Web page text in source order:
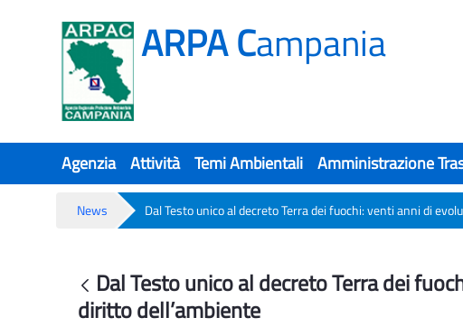
ARPA Campania
Agenzia Attività Temi Ambientali Amministrazione
News Dal Testo unico al decreto Terra dei fuochi: venti anni di
Dal Testo unico al decreto Terra dei
Back
Dal Testo unico al decreto Terra dei
diritto dell’ambiente